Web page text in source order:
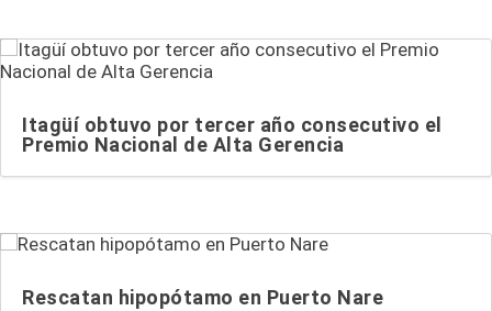
Itagüí obtuvo por tercer año consecutivo el
Premio Nacional de Alta Gerencia
Rescatan hipopótamo en Puerto Nare